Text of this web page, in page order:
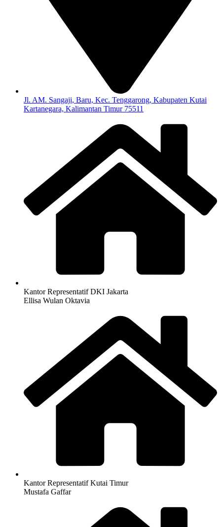
Jl. AM. Sangaji, Baru, Kec. Tenggarong, Kabupaten Kutai
Kartanegara, Kalimantan Timur 75511
Kantor Representatif DKI Jakarta
Ellisa Wulan Oktavia
Kantor Representatif Kutai Timur
Mustafa Gaffar